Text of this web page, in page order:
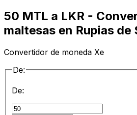
50 MTL a LKR -
maltesas en Rupias de
Convertidor de moneda Xe
De:
De: